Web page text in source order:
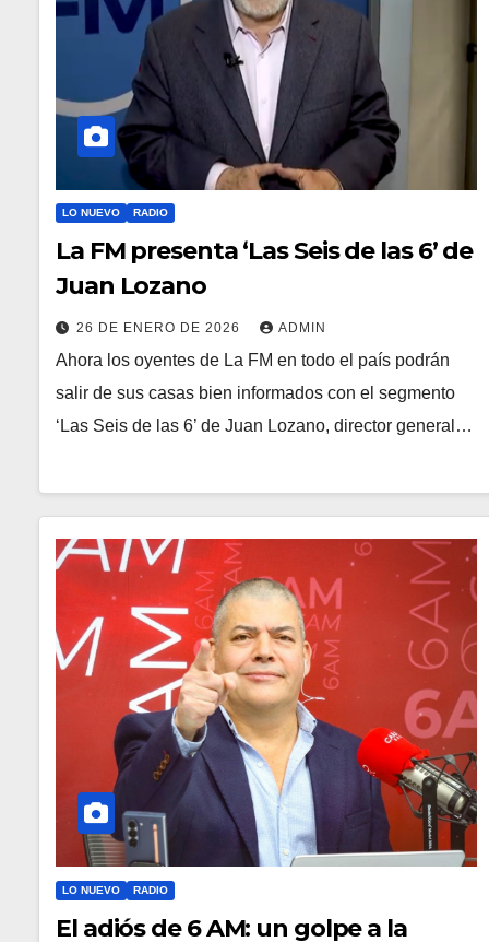
LO NUEVO RADIO
La FM presenta ‘Las Seis de las 6’ de
Juan Lozano
26 DE ENERO DE 2026 ADMIN
Ahora los oyentes de La FM en todo el país podrán
salir de sus casas bien informados con el segmento
‘Las Seis de las 6’ de Juan Lozano, director general…
LO NUEVO RADIO
El adiós de 6 AM: un golpe a la